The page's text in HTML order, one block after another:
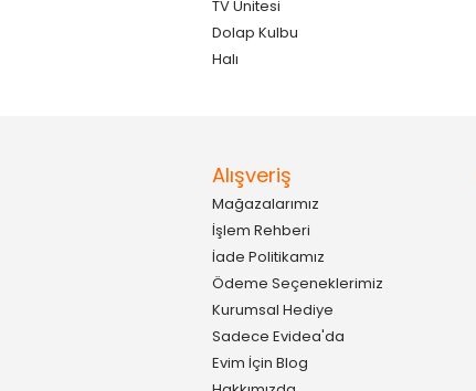
TV Ünitesi
Dolap Kulbu
Halı
Alışveriş
Mağazalarımız
İşlem Rehberi
İade Politikamız
Ödeme Seçeneklerimiz
Kurumsal Hediye
Sadece Evidea'da
Evim İçin Blog